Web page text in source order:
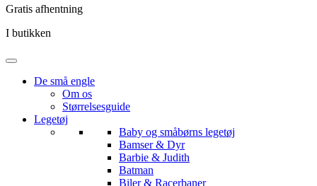
Gratis afhentning
I butikken
De små engle
Om os
Størrelsesguide
Legetøj
Baby og småbørns legetøj
Bamser & Dyr
Barbie & Judith
Batman
Biler & Racerbaner